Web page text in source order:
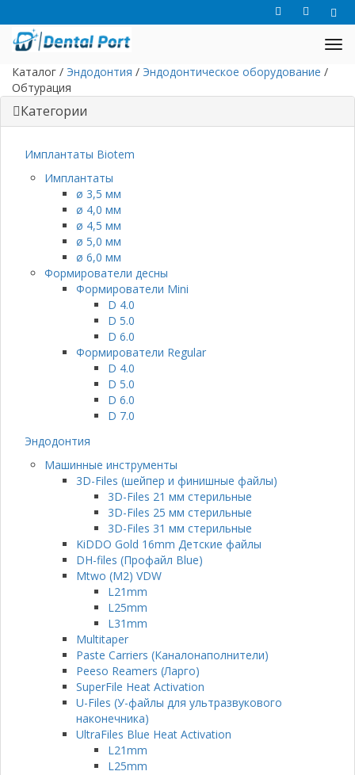
Каталог / Эндодонтия / Эндодонтическое оборудование /
Обтурация
Категории
Имплантаты Biotem
Имплантаты
ø 3,5 мм
ø 4,0 мм
ø 4,5 мм
ø 5,0 мм
ø 6,0 мм
Формирователи десны
Формирователи Mini
D 4.0
D 5.0
D 6.0
Формирователи Regular
D 4.0
D 5.0
D 6.0
D 7.0
Эндодонтия
Машинные инструменты
3D-Files (шейпер и финишные файлы)
3D-Files 21 мм стерильные
3D-Files 25 мм стерильные
3D-Files 31 мм стерильные
KiDDO Gold 16mm Детские файлы
DH-files (Профайл Blue)
Mtwo (M2) VDW
L21mm
L25mm
L31mm
Multitaper
Paste Carriers (Каналонаполнители)
Peeso Reamers (Ларго)
SuperFile Heat Activation
U-Files (У-файлы для ультразвукового
наконечника)
UltraFiles Blue Heat Activation
L21mm
L25mm